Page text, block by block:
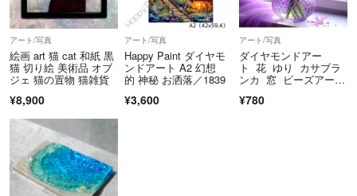
アート/写真
絵画 art 猫 cat 和紙 黒
猫 切り絵 美術品 オブ
ジェ 猫の置物 猫雑貨
¥8,900
アート/写真
Happy Paint ダイヤモ
ンドアート A2 幻想
的 神秘 お洒落／1839
¥3,600
アート/写真
ダイヤモンドアー
ト 花 ゆり カサブラ
ンカ 窓 ビーズアー
¥780